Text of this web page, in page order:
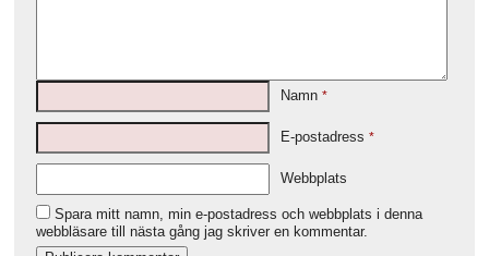
Namn *
E-postadress *
Webbplats
Spara mitt namn, min e-postadress och webbplats i denna
webbläsare till nästa gång jag skriver en kommentar.